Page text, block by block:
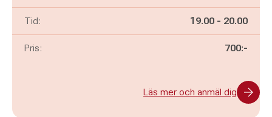
Tid: Pågår mellan
19.00 - och
20.00
Pris: 700:-
Läs mer och anmäl dig